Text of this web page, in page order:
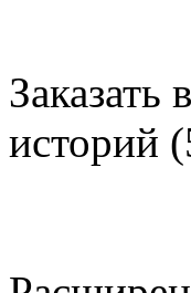
историй